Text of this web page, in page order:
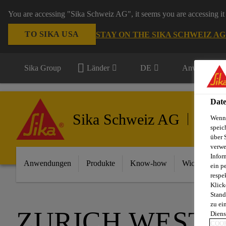
You are accessing "Sika Schweiz AG", it seems you are
TO SIKA USA STAY ON THE SIKA SCHWEIZ
Sika Group Länder DE
Sika Schweiz AG
Anwendungen Produkte Know-how Wichtigste
über
ein
zu